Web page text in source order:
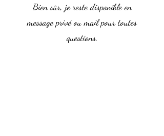
Bien sûr, je reste disponible en
message privé ou mail pour toutes
questions.